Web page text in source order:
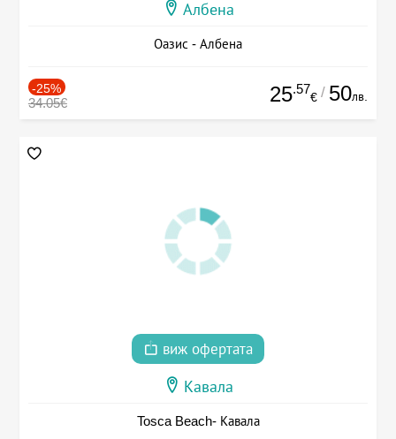
Албена
Оазис - Албена
-25%
34.05€ 25.57
€ / 50лв.
виж офертата
Кавала
Tosca Beach- Кавала